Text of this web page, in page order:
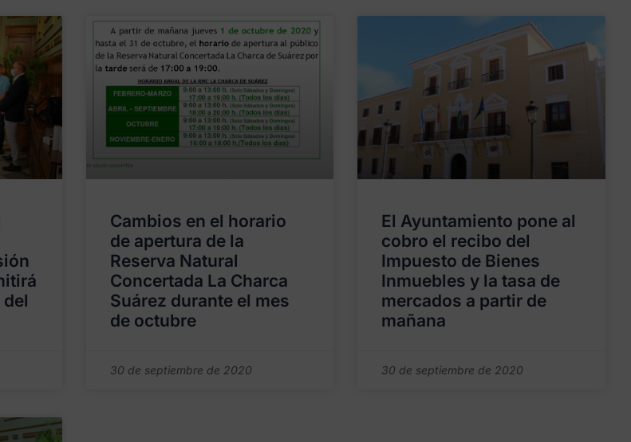
Cambios en el horario
de apertura de la
Reserva Natural
Concertada La Charca
Suárez durante el mes
de octubre
30 de septiembre de 2020
El Ayuntamiento pone al
cobro el recibo del
Impuesto de Bienes
Inmuebles y la tasa de
mercados a partir de
mañana
30 de septiembre de 2020